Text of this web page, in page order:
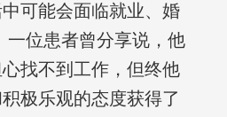
可能会面临就业、婚
一位患者曾分享说，他
找不到工作，但终他
极乐观的态度获得了